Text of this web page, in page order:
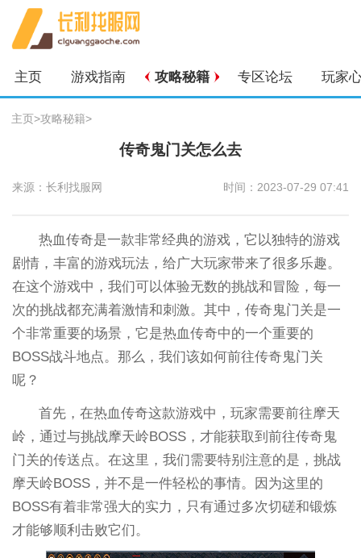
主页 游戏指南 攻略秘籍 专区论坛 玩家
主页>攻略秘籍>
传奇鬼门关怎么去
来源：长利找服网 时间：2023-07-29 07:41
热血传奇是一款非常经典的游戏，它以独特的游戏
剧情，丰富的游戏玩法，给广大玩家带来了很多乐趣。
在这个游戏中，我们可以体验无数的挑战和冒险，每一
次的挑战都充满着激情和刺激。其中，传奇鬼门关是一
个非常重要的场景，它是热血传奇中的一个重要的
BOSS战斗地点。那么，我们该如何前往传奇鬼门关
呢？
首先，在热血传奇这款游戏中，玩家需要前往摩天
岭，通过与挑战摩天岭BOSS，才能获取到前往传奇鬼
门关的传送点。在这里，我们需要特别注意的是，挑战
摩天岭BOSS，并不是一件轻松的事情。因为这里的
BOSS有着非常强大的实力，只有通过多次切磋和锻炼
才能够顺利击败它们。